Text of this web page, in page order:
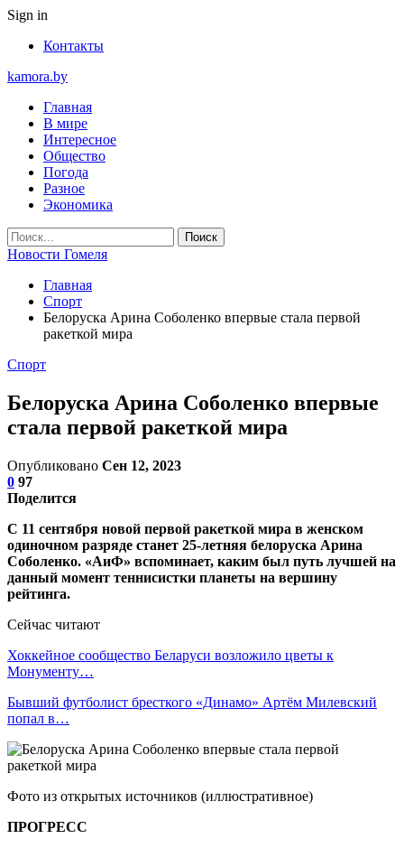
Sign in
Контакты
kamora.by
Главная
В мире
Интересное
Общество
Погода
Разное
Экономика
Новости Гомеля
Главная
Спорт
Белоруска Арина Соболенко впервые стала первой
ракеткой мира
Спорт
Белоруска Арина Соболенко впервые
стала первой ракеткой мира
Опубликовано Сен 12, 2023
0 97
Поделится
С 11 сентября новой первой ракеткой мира в женском
одиночном разряде станет 25-летняя белоруска Арина
Соболенко. «АиФ» вспоминает, каким был путь лучшей на
данный момент теннисистки планеты на вершину
рейтинга.
Сейчас читают
Хоккейное сообщество Беларуси возложило цветы к
Монументу…
Бывший футболист бресткого «Динамо» Артём Милевский
попал в…
Фото из открытых источников (иллюстративное)
ПРОГРЕСС